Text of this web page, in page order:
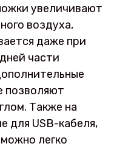
увеличивают
воздуха,
даже при
части
позволяют
Также на
для USB-кабеля,
легко